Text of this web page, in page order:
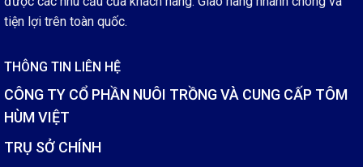
tiện lợi trên toàn quốc.
THÔNG TIN LIÊN HỆ
CÔNG TY CỔ PHẦN NUÔI TRỒNG VÀ CUNG CẤP TÔM
HÙM VIỆT
TRỤ SỞ CHÍNH